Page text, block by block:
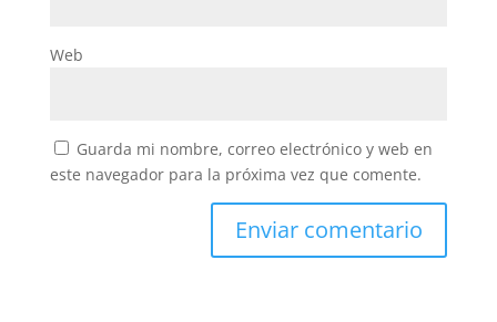
Web
Guarda mi nombre, correo electrónico y web en
este navegador para la próxima vez que comente.